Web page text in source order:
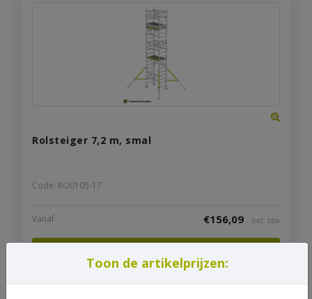
Rolsteiger 7,2 m, smal
Code: RO0105-17
Vanaf €156,09 incl. btw
Toon de artikelprijzen: